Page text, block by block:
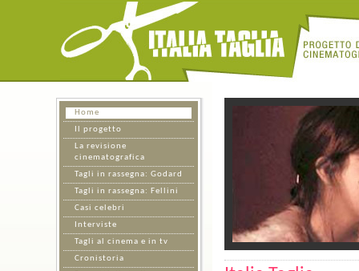
Home
Il progetto
La revisione
cinematografica
Tagli in rassegna: Godard
Tagli in rassegna: Fellini
Casi celebri
Interviste
Tagli al cinema e in tv
Cronistoria